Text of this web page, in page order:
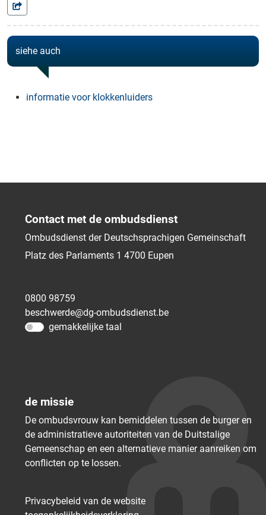
siehe auch
informatie voor klokkenluiders
Contact met de ombudsdienst
Ombudsdienst der Deutschsprachigen Gemeinschaft
Platz des Parlaments 1 4700 Eupen
0800 98759
beschwerde@dg-ombudsdienst.be
gemakkelijke taal
de missie
De ombudsvrouw kan bemiddelen tussen de burger en
de administratieve autoriteiten van de Duitstalige
Gemeenschap en een alternatieve manier aanreiken om
conflicten op te lossen.
Privacybeleid van de website